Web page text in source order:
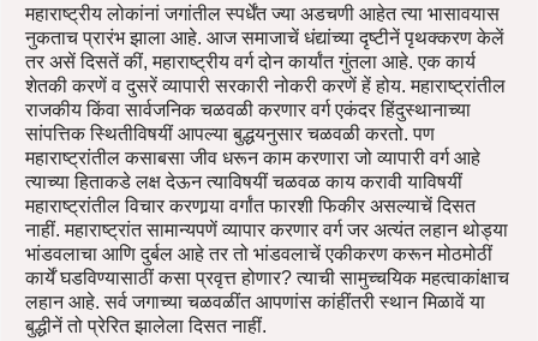
महाराष्ट्रीय लोकांनां जगांतील स्पर्धेंत ज्या अडचणी आहेत त्या भासावयास
नुकताच प्रारंभ झाला आहे. आज समाजाचें धंद्यांच्या दृष्टीनें पृथक्करण केलें
तर असें दिसतें कीं, महाराष्ट्रीय वर्ग दोन कार्यांत गुंतला आहे. एक कार्य
शेतकी करणें व दुसरें व्यापारी सरकारी नोकरी करणें हें होय. महाराष्ट्रांतील
राजकीय किंवा सार्वजनिक चळवळी करणार वर्ग एकंदर हिंदुस्थानाच्या
सांपत्तिक स्थितीविषयीं आपल्या बुद्धयनुसार चळवळी करतो. पण
महाराष्ट्रांतील कसाबसा जीव धरून काम करणारा जो व्यापारी वर्ग आहे
त्याच्या हिताकडे लक्ष देऊन त्याविषयीं चळवळ काय करावी याविषयीं
महाराष्ट्रांतील विचार करणार्‍या वर्गांत फारशी फिकीर असल्याचें दिसत
नाहीं. महाराष्ट्रांत सामान्यपणें व्यापार करणार वर्ग जर अत्यंत लहान थोड्या
भांडवलाचा आणि दुर्बल आहे तर तो भांडवलाचें एकीकरण करून मोठमोठीं
कार्यें घडविण्यासाठीं कसा प्रवृत्त होणार? त्याची सामुच्चयिक महत्वाकांक्षाच
लहान आहे. सर्व जगाच्या चळवळींत आपणांस कांहींतरी स्थान मिळावें या
बुद्धीनें तो प्रेरित झालेला दिसत नाहीं.